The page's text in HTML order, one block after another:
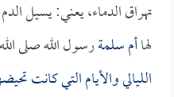
تهراق الدماء، يعني: يسيل
لهاأم سلمةرسول الله صلى
الليالي والأيام التي كانت